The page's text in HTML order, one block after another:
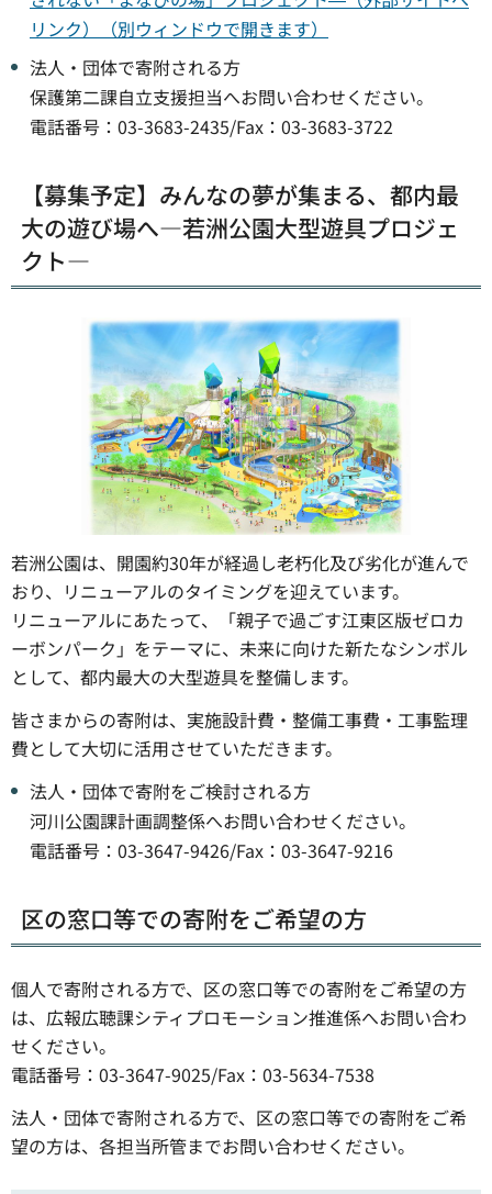
リンク）（別ウィンドウで開きます）
法人・団体で寄附される方
保護第二課自立支援担当へお問い合わせください。
電話番号：03-3683-2435/Fax：03-3683-3722
【募集予定】みんなの夢が集まる、都内最
大の遊び場へ—若洲公園大型遊具プロジェ
クト—
若洲公園は、開園約30年が経過し老朽化及び劣化が進んで
おり、リニューアルのタイミングを迎えています。
リニューアルにあたって、「親子で過ごす江東区版ゼロカ
ーボンパーク」をテーマに、未来に向けた新たなシンボル
として、都内最大の大型遊具を整備します。
皆さまからの寄附は、実施設計費・整備工事費・工事監理
費として大切に活用させていただきます。
法人・団体で寄附をご検討される方
河川公園課計画調整係へお問い合わせください。
電話番号：03-3647-9426/Fax：03-3647-9216
区の窓口等での寄附をご希望の方
個人で寄附される方で、区の窓口等での寄附をご希望の方
は、広報広聴課シティプロモーション推進係へお問い合わ
せください。
電話番号：03-3647-9025/Fax：03-5634-7538
法人・団体で寄附される方で、区の窓口等での寄附をご希
望の方は、各担当所管までお問い合わせください。